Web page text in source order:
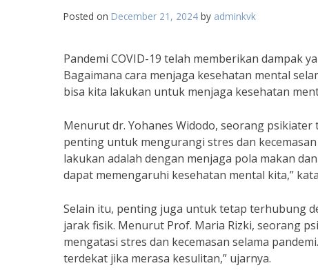
Posted on December 21, 2024 by adminkvk
Pandemi COVID-19 telah memberikan dampak
Bagaimana cara menjaga kesehatan mental
bisa kita lakukan untuk menjaga kesehatan
Menurut dr. Yohanes Widodo, seorang
penting untuk mengurangi stres dan
lakukan adalah dengan menjaga pola makan
dapat memengaruhi kesehatan mental kita,”
Selain itu, penting juga untuk tetap terhubung
jarak fisik. Menurut Prof. Maria Rizki, seorang
mengatasi stres dan kecemasan selama
terdekat jika merasa kesulitan,” ujarnya.